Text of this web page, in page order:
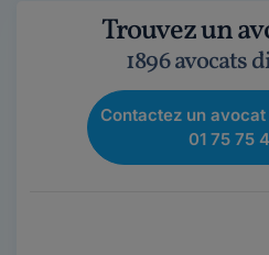
Trouvez un
1896 avocats
Contactez un
01 75 75